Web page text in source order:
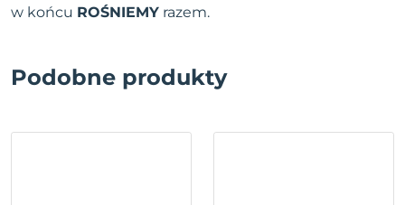
w końcu ROŚNIEMY razem.
Podobne produkty